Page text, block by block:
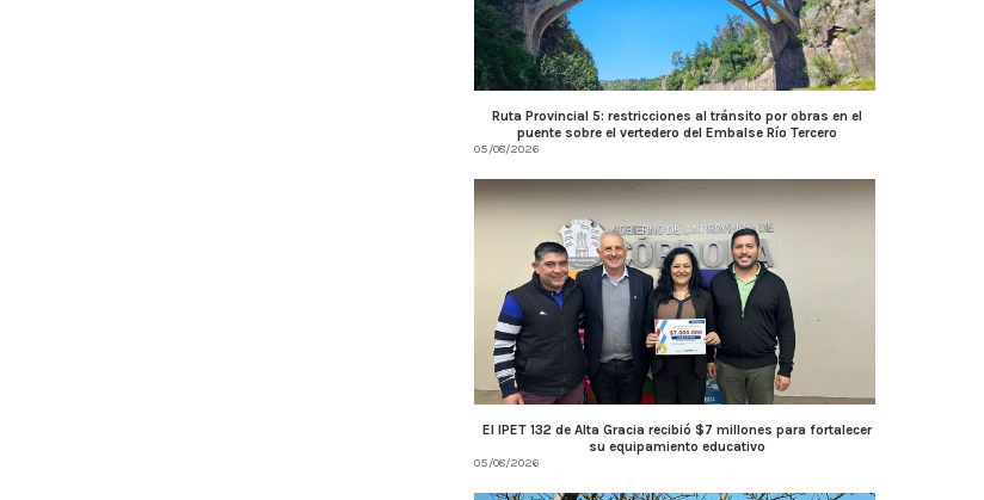
Ruta Provincial 5: restricciones al tránsito por obras en el
puente sobre el vertedero del Embalse Río Tercero
05/08/2026
El IPET 132 de Alta Gracia recibió $7 millones para fortalecer
su equipamiento educativo
05/08/2026